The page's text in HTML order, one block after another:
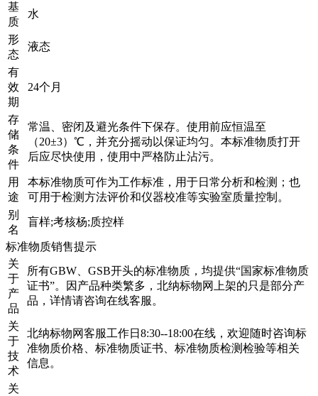
基
质
水
形
态
液态
有
效
期
24个月
存
储
条
件
常温、密闭及避光条件下保存。使用前应恒温至
（20±3）℃，并充分摇动以保证均匀。本标准物质打开
后应尽快使用，使用中严格防止沾污。
用
途
本标准物质可作为工作标准，用于日常分析和检测；也
可用于检测方法评价和仪器校准等实验室质量控制。
别
名
盲样;考核杨;质控样
标准物质销售提示
关
于
产
品
所有GBW、GSB开头的标准物质，均提供“国家标准物质
证书”。因产品种类繁多，北纳标物网上架的只是部分产
品，详情请咨询在线客服。
关
于
技
术
北纳标物网客服工作日8:30--18:00在线，欢迎随时咨询标
准物质价格、标准物质证书、标准物质检测检验等相关
信息。
关